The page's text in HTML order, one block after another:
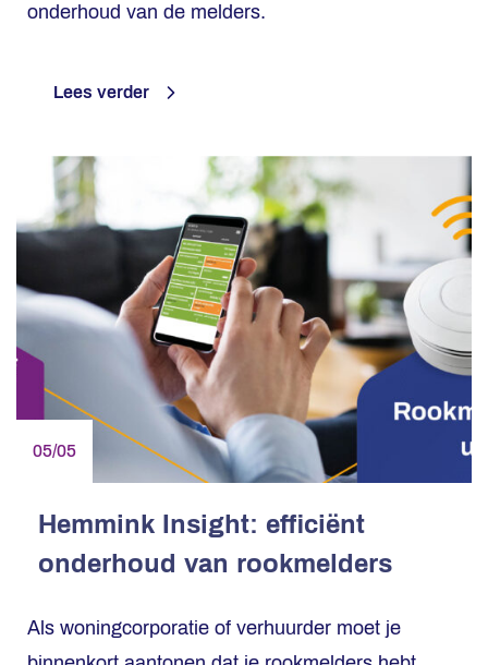
onderhoud van de melders.
Lees verder
05/05
Hemmink Insight: efficiënt
onderhoud van rookmelders
Als woningcorporatie of verhuurder moet je